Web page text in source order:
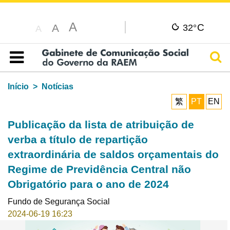
A A A 32°C
Índice
Início
Notícias
繁
PT EN
Publicação da lista de atribuição de
verba a título de repartição
extraordinária de saldos orçamentais do
Regime de Previdência Central não
Obrigatório para o ano de 2024
Fundo de Segurança Social
2024-06-19 16:23